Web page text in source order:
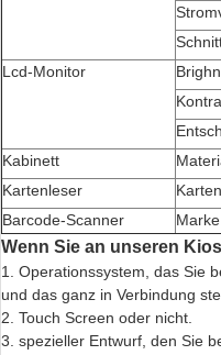
Lcd-Monitor
Kabinett
Kartenleser
Barcode-Scanner
Marke
Wenn Sie an unseren
1. Operationssystem, das Sie
und das ganz in Verbindung
2. Touch Screen oder nicht.
3. spezieller Entwurf, den Sie